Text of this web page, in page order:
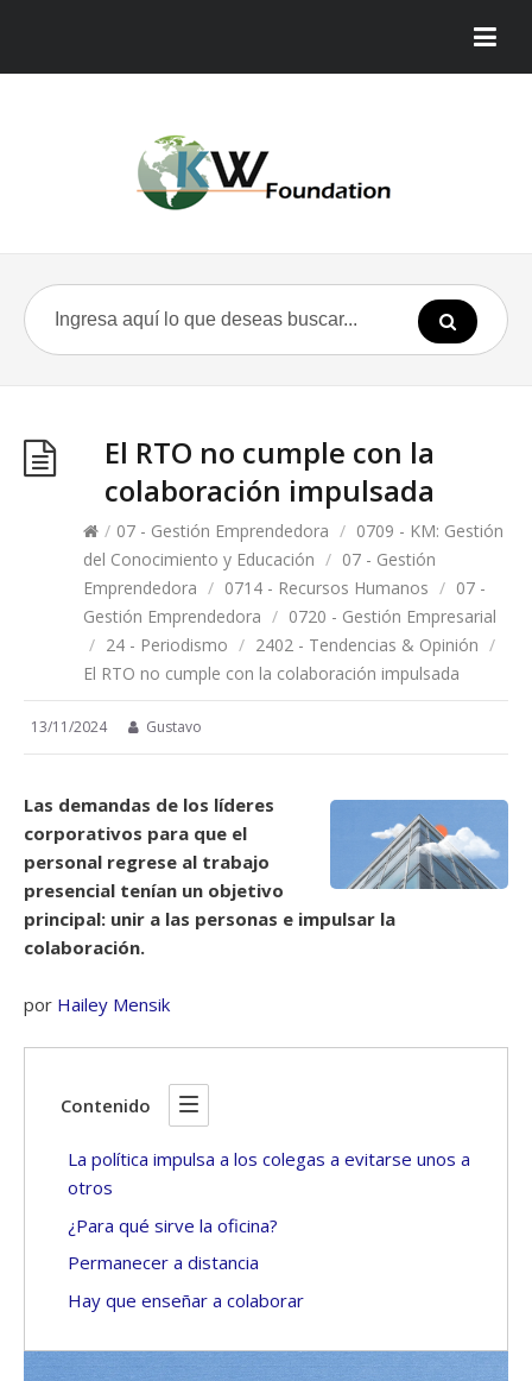
El RTO no cumple con la
colaboración impulsada
/ 07 - Gestión Emprendedora / 0709 - KM: Gestión
del Conocimiento y Educación / 07 - Gestión
Emprendedora / 0714 - Recursos Humanos / 07 -
Gestión Emprendedora / 0720 - Gestión Empresarial
/ 24 - Periodismo / 2402 - Tendencias & Opinión /
El RTO no cumple con la colaboración impulsada
13/11/2024 Gustavo
Las demandas de los líderes
corporativos para que el
personal regrese al trabajo
presencial tenían un objetivo
principal: unir a las personas e impulsar la
colaboración.
por Hailey Mensik
Contenido
La política impulsa a los colegas a evitarse unos a
otros
¿Para qué sirve la oficina?
Permanecer a distancia
Hay que enseñar a colaborar